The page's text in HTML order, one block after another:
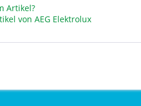
Artikel?
von AEG Elektrolux